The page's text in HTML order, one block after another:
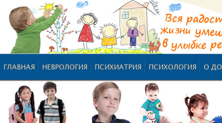
ГЛАВНАЯ НЕВРОЛОГИЯ ПСИХИАТРИЯ ПСИХОЛОГИЯ О